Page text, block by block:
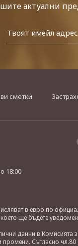
актуални
сметки
18:00
в евро по
ще бъдете
данни в
Съгласно